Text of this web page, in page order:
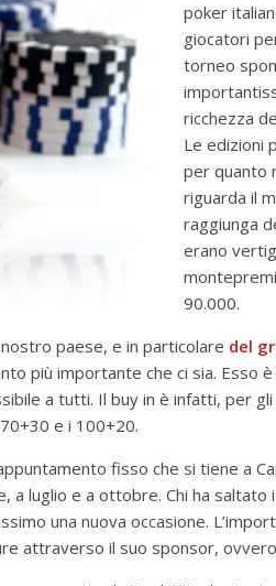
poker
giocatori
torneo
ricchezza
Le edizioni
per quanto
riguarda il
raggiunga
erano
90.000.
paese, e in particolare del
più importante che ci sia. Esso
a tutti. Il buy in è infatti, per
e i 100+20.
fisso che si tiene a
a luglio e a ottobre. Chi ha
una nuova occasione.
attraverso il suo sponsor,